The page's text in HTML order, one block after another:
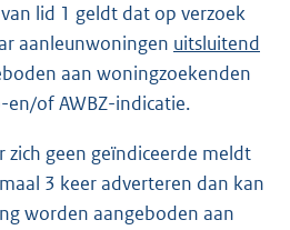
lid 1 geldt dat op verzoek
aanleunwoningen uitsluitend
aan woningzoekenden
en/of AWBZ-indicatie.
zich geen geïndiceerde meldt
3 keer adverteren dan kan
worden aangeboden aan